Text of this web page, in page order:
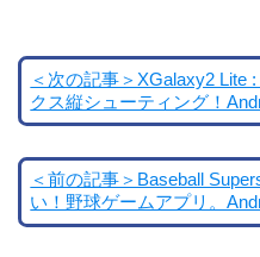
＜次の記事＞XGalaxy2 Lite
クス縦シューティング！
＜前の記事＞Baseball
い！野球ゲームアプリ。